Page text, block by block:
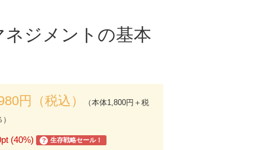
ジメントの基本
円（税込）
（本体1,800円＋税
(40%) ? 生存戦略セール！